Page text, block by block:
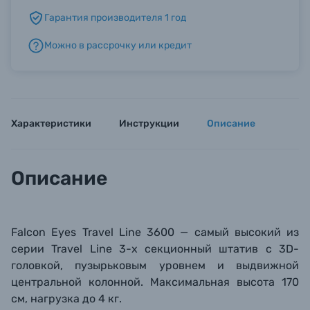
Б/У фототехника (Комиссионные товары)
Гарантия производителя 1 год
Можно в рассрочку или кредит
Характеристики Инструкции Описание
Описание
Falcon Eyes Travel Line 3600 — самый высокий из
серии Travel Line 3-х секционный штатив с 3D-
головкой, пузырьковым уровнем и выдвижной
центральной колонной. Максимальная высота 170
см, нагрузка до 4 кг.